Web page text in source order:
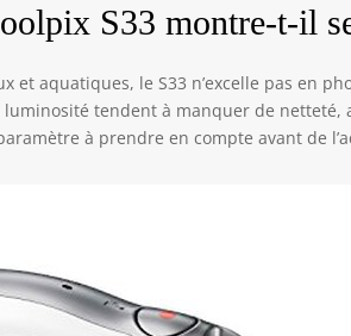
S33 montre-t-il
et aquatiques, le S33 n’excelle pas en
tendent à manquer de netteté,
à prendre en compte avant de